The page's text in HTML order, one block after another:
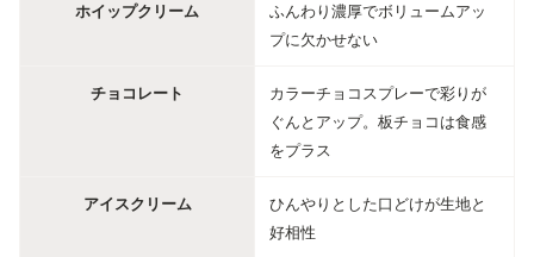
ホイップクリーム
ふんわり濃厚でボリュームアッ
プに欠かせない
チョコレート
カラーチョコスプレーで彩りが
ぐんとアップ。板チョコは食感
をプラス
アイスクリーム
ひんやりとした口どけが生地と
好相性